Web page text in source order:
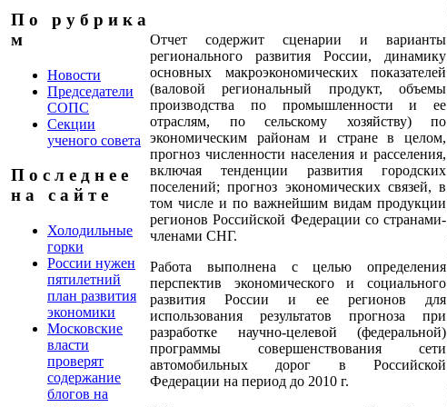
П о р у б р и к а
м
Новости
Председатели
СОПС
Секции
ученого совета
П о с л е д н е е
н а с а й т е
Холодильные
горки
России нужен
пятилетний
план развития
экономики
Московские
власти
проверят
содержание
блогов на
Отчет содержит сценарии и варианты
регионального развития России, динамику
основных макроэкономических показателей
(валовой региональный продукт, объемы
производства по промышленности и ее
отраслям, по сельскому хозяйству) по
экономическим районам и стране в целом,
прогноз численности населения и расселения,
включая тенденции развития городских
поселений; прогноз экономических связей, в
том числе и по важнейшим видам продукции
регионов Российской Федерации со странами-
членами СНГ.
Работа выполнена с целью определения
перспектив экономического и социального
развития России и ее регионов для
использования результатов прогноза при
разработке научно-целевой (федеральной)
программы совершенствования сети
автомобильных дорог в Российской
Федерации на период до 2010 г.